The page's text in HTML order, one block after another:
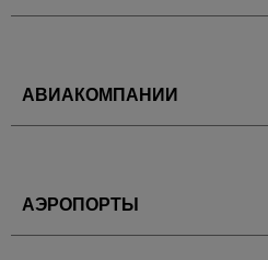
АВИАКОМПАНИИ
АЭРОПОРТЫ